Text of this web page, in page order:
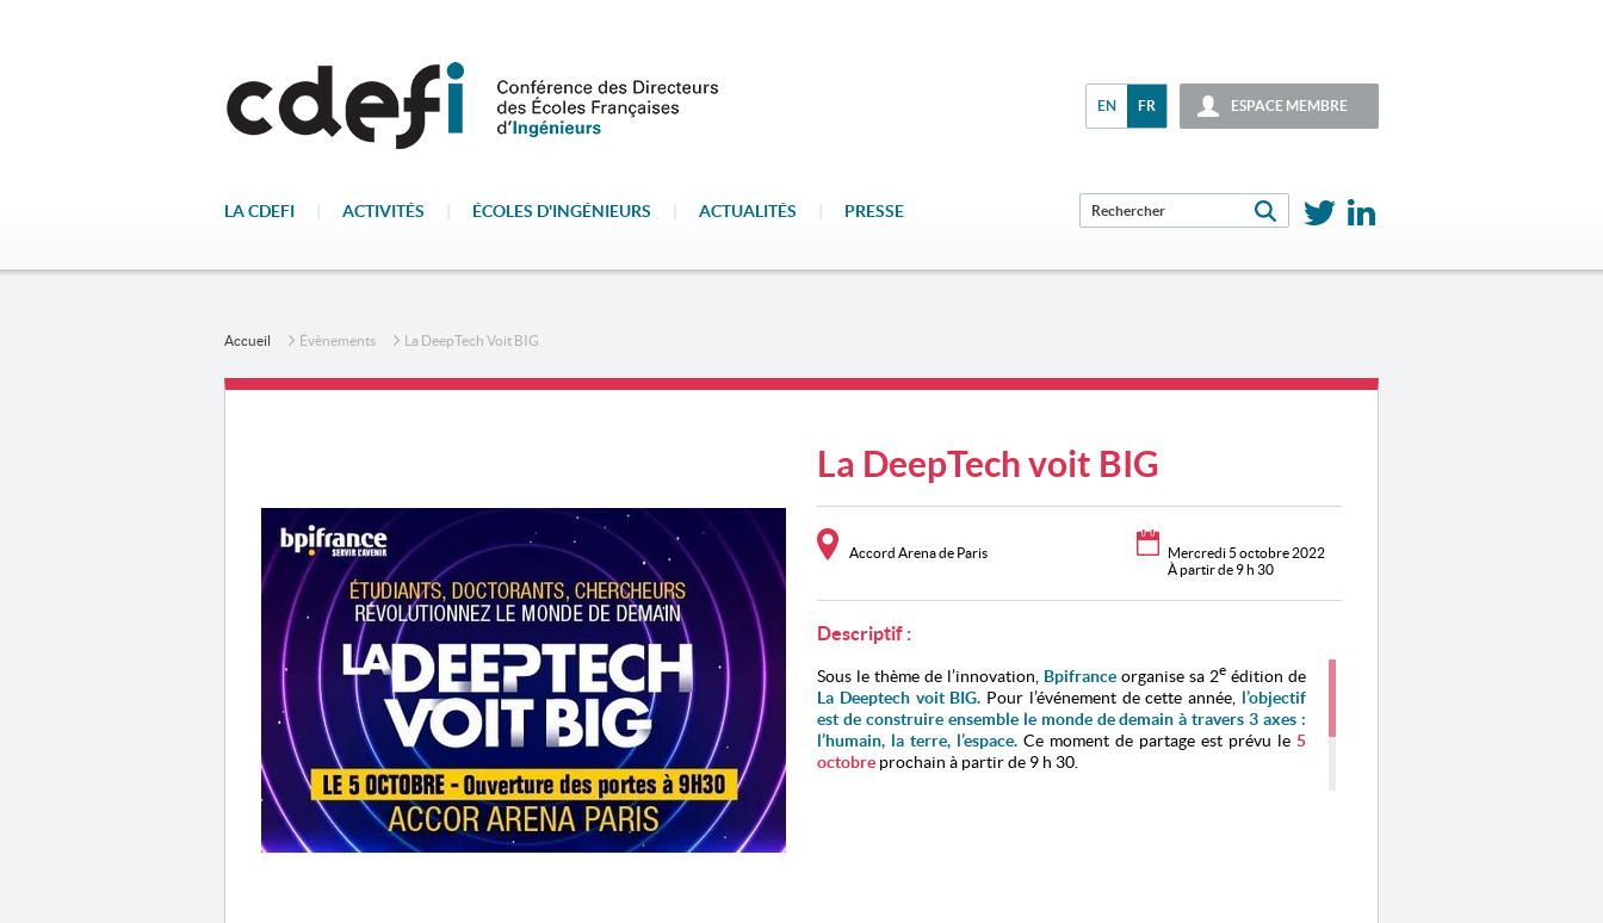
ESPACE MEMBRE
EN FR
LA CDEFI ACTIVITÉS ÉCOLES D'INGÉNIEURS ACTUALITÉS PRESSE
Accueil Évènements La DeepTech Voit BIG
La DeepTech voit BIG
Accord Arena de Paris
Mercredi 5 octobre 2022
À partir de 9 h 30
Descriptif :
Sous le thème de l’innovation, Bpifrance organise sa 2e édition de
La Deeptech voit BIG. Pour l’événement de cette année, l’objectif
est de construire ensemble le monde de demain à travers 3 axes :
l’humain, la terre, l’espace. Ce moment de partage est prévu le 5
octobre prochain à partir de 9 h 30.